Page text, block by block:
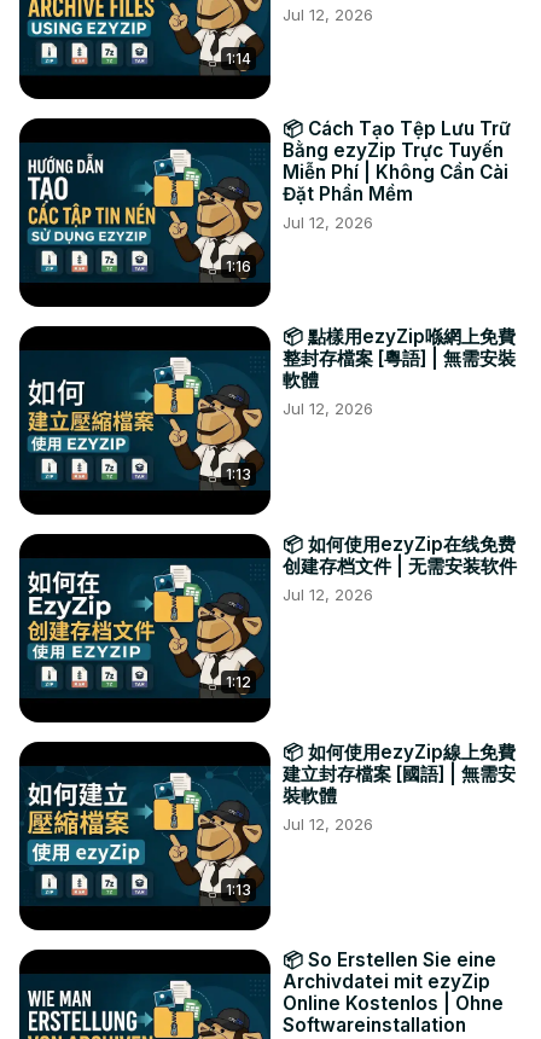
1:14
Jul 12, 2026
1:16
📦 Cách Tạo Tệp Lưu Trữ
Bằng ezyZip Trực Tuyến
Miễn Phí | Không Cần Cài
Đặt Phần Mềm
Jul 12, 2026
1:13
📦 點樣用ezyZip喺網上免費
整封存檔案 [粵語] | 無需安裝
軟體
Jul 12, 2026
1:12
📦 如何使用ezyZip在线免费
创建存档文件 | 无需安装软件
Jul 12, 2026
1:13
📦 如何使用ezyZip線上免費
建立封存檔案 [國語] | 無需安
裝軟體
Jul 12, 2026
📦 So Erstellen Sie eine
Archivdatei mit ezyZip
Online Kostenlos | Ohne
Softwareinstallation